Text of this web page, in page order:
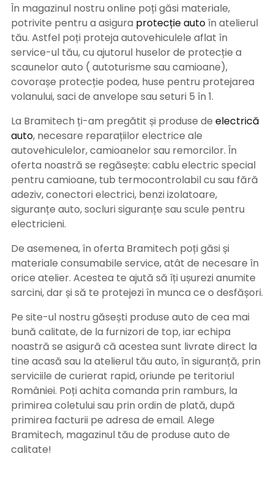
În magazinul nostru online poți găsi materiale,
potrivite pentru a asigura protecție autoîn atelierul
tău. Astfel poți proteja autovehiculele aflat în
service-ul tău, cu ajutorul huselor de protecție a
scaunelor auto ( autoturisme sau camioane),
covorașe protecție podea, huse pentru protejarea
volanului, saci de anvelope sau seturi 5 în 1.
La Bramitech ți-am pregătit și produse de electrică
auto, necesare reparațiilor electrice ale
autovehiculelor, camioanelor sau remorcilor. În
oferta noastră se regăsește: cablu electric special
pentru camioane, tub termocontrolabil cu sau fără
adeziv, conectori electrici, benzi izolatoare,
siguranțe auto, socluri siguranțe sau scule pentru
electricieni.
De asemenea, în oferta Bramitech poți găsi și
materiale consumabile service, atât de necesare în
orice atelier. Acestea te ajută să îți ușurezi anumite
sarcini, dar și să te protejezi în munca ce o desfășori.
Pe site-ul nostru găsești produse auto de cea mai
bună calitate, de la furnizori de top, iar echipa
noastră se asigură că acestea sunt livrate direct la
tine acasă sau la atelierul tău auto, în siguranță, prin
serviciile de curierat rapid, oriunde pe teritoriul
României. Poți achita comanda prin ramburs, la
primirea coletului sau prin ordin de plată, după
primirea facturii pe adresa de email. Alege
Bramitech, magazinul tău de produse auto de
calitate!